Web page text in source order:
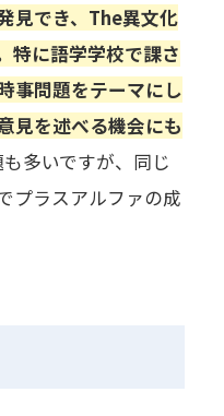
見でき、The異文化
特に語学学校で課さ
事問題をテーマにし
見を述べる機会にも
多いですが、同じ
プラスアルファの成